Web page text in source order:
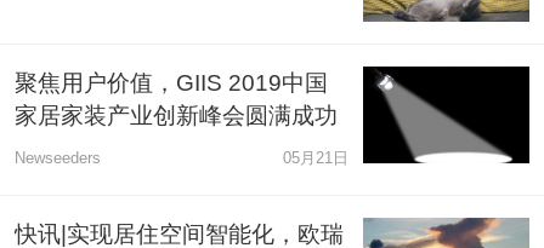
聚焦用户价值，GIIS 2019中国
家居家装产业创新峰会圆满成功
Newseeders 05月21日
快讯|实现居住空间智能化，欧瑞